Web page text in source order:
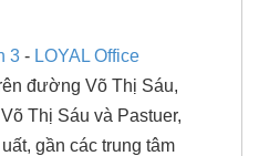
3 - LOYAL Office
đường Võ Thị Sáu,
Thị Sáu và Pastuer,
gần các trung tâm